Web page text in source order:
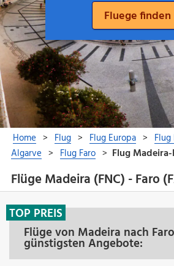
Flüge Madeira (FNC) - Faro
Flüge von Madeira nach
günstigsten Angebote:
TOP PREIS